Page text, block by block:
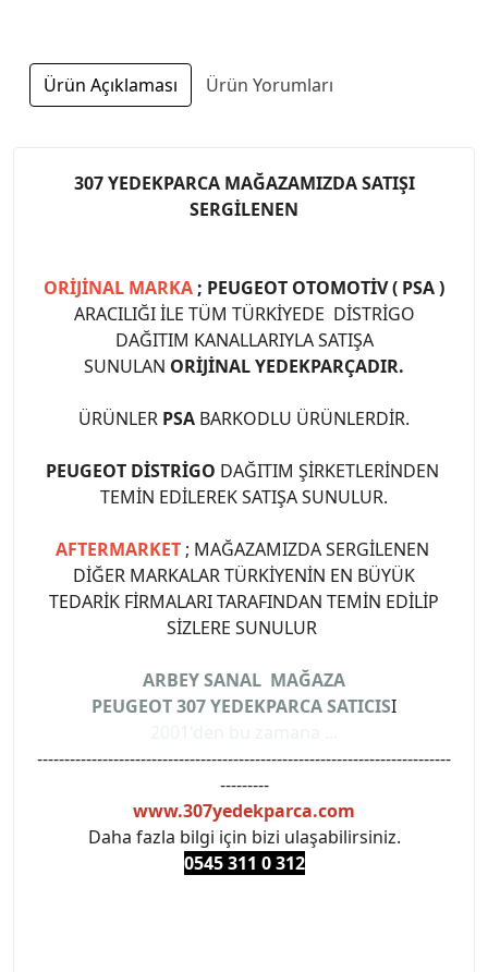
Ürün Açıklaması Ürün Yorumları
307 YEDEKPARCA MAĞAZAMIZDA SATIŞI
SERGİLENEN
ORİJİNAL MARKA ; PEUGEOT OTOMOTİV ( PSA )
ARACILIĞI İLE TÜM TÜRKİYEDE DİSTRİGO
DAĞITIM KANALLARIYLA SATIŞA
SUNULAN ORİJİNAL YEDEKPARÇADIR.
ÜRÜNLER PSA BARKODLU ÜRÜNLERDİR.
PEUGEOT DİSTRİGO DAĞITIM ŞİRKETLERİNDEN
TEMİN EDİLEREK SATIŞA SUNULUR.
AFTERMARKET ; MAĞAZAMIZDA SERGİLENEN
DİĞER MARKALAR TÜRKİYENİN EN BÜYÜK
TEDARİK FİRMALARI TARAFINDAN TEMİN EDİLİP
SİZLERE SUNULUR
ARBEY SANAL MAĞAZA
PEUGEOT 307 YEDEKPARCA SATICISI
----------------------------------------------------------------------------
---------
www.307yedekparca.com
Daha fazla bilgi için bizi ulaşabilirsiniz.
0545 311 0 312